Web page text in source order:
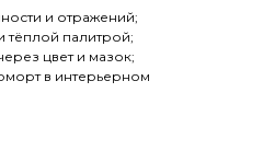
и отражений;
тёплой палитрой;
цвет и мазок;
в интерьерном